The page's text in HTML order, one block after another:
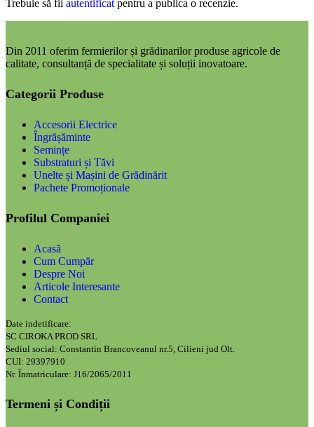
Trebuie să fii autentificat pentru a publica o recenzie.
Din 2011 oferim fermierilor și grădinarilor produse agricole de
calitate, consultanță de specialitate și soluții inovatoare.
Categorii Produse
Accesorii Electrice
Îngrășăminte
Semințe
Substraturi și Tăvi
Unelte și Mașini de Grădinărit
Pachete Promoționale
Profilul Companiei
Acasă
Cum Cumpăr
Despre Noi
Articole Interesante
Contact
Date indetificare:
SC CIROKA PROD SRL
Sediul social: Constantin Brancoveanul nr.5, Cilieni jud Olt.
CUI: 29397910
Nr. Înmatriculare: J16/2065/2011
Termeni și Condiții